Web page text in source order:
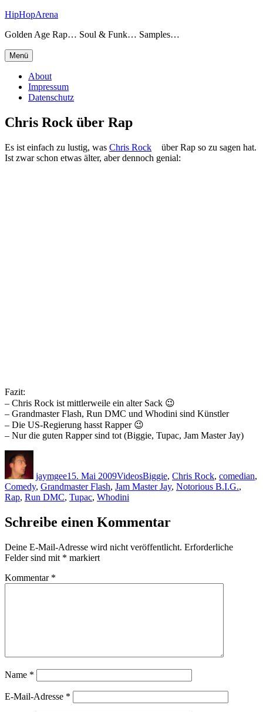
Zum
springen
HipHopArena
Golden Age Rap… Soul & Funk… Samples…
Menü
About
Impressum
Datenschutz
Chris Rock über Rap
Es ist einfach zu lustig, was Chris Rock
über Rap so zu sagen hat.
Ist zwar schon etwas älter, aber dennoch genial:
Fazit:
– Chris Rock ist mittlerweile ein alter Sack 😉
– Grandmaster Flash, Run DMC und Whodini sind Künstler
– Die US-Regierung hasst Rapper 😉
– Nur die guten Rapper sind tot (Biggie, Tupac, Jam Master Jay)
jaymgee15. Mai 2009VideosBiggie, Chris Rock, comedian,
Comedy, Grandmaster Flash, Jam Master Jay, Notorious B.I.G.,
Rap, Run DMC, Tupac, Whodini
Schreibe einen Kommentar
Deine E-Mail-Adresse wird nicht veröffentlicht. Erforderliche
Felder sind mit * markiert
Kommentar *
Name *
E-Mail-Adresse *